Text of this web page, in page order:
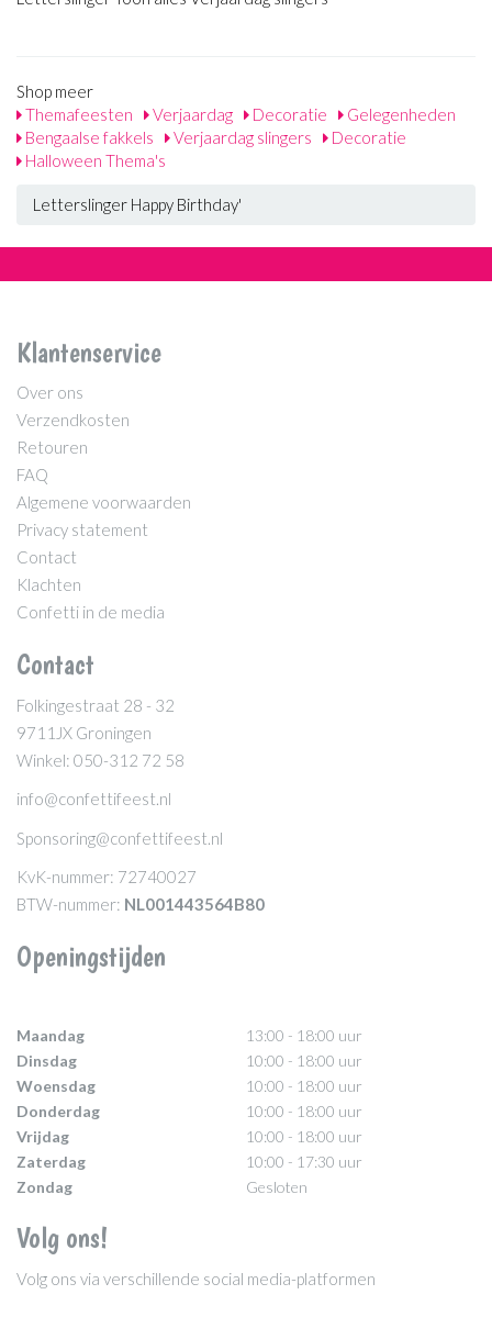
Shop meer
Themafeesten
Verjaardag Decoratie
Gelegenheden
Bengaalse fakkels
Verjaardag slingers
Decoratie
Halloween Thema's
Letterslinger Happy Birthday'
Klantenservice
Over ons
Verzendkosten
Retouren
FAQ
Algemene voorwaarden
Privacy statement
Contact
Klachten
Confetti in de media
Contact
Folkingestraat 28 - 32
9711JX Groningen
Winkel: 050-312 72 58
info@confettifeest.nl
Sponsoring@confettifeest.nl
KvK-nummer: 72740027
BTW-nummer: NL001443564B80
Openingstijden
Maandag
13:00 - 18:00 uur
Dinsdag
10:00 - 18:00 uur
Woensdag
10:00 - 18:00 uur
Donderdag
10:00 - 18:00 uur
Vrijdag
10:00 - 18:00 uur
Zaterdag
10:00 - 17:30 uur
Zondag
Gesloten
Volg ons!
Volg ons via verschillende social media-platformen